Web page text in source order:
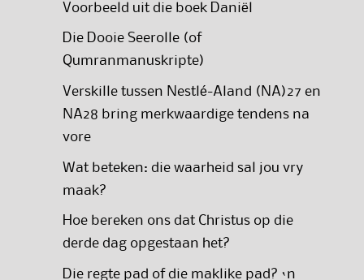
Voorbeeld uit die boek Daniël
Die Dooie Seerolle (of
Qumranmanuskripte)
Verskille tussen Nestlé-Aland (NA)27 en
NA28 bring merkwaardige tendens na
vore
Wat beteken: die waarheid sal jou vry
maak?
Hoe bereken ons dat Christus op die
derde dag opgestaan het?
Die regte pad of die maklike pad? ‘n